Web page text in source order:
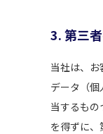
3. 第三
当社は、
データ（
当するも
を得ずに